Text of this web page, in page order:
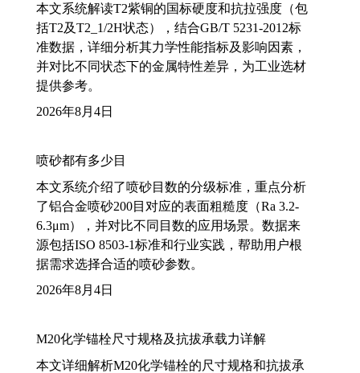
本文系统解读T2紫铜的国标硬度和抗拉强度（包
括T2及T2_1/2H状态），结合GB/T 5231-2012标
准数据，详细分析其力学性能指标及影响因素，
并对比不同状态下的金属特性差异，为工业选材
提供参考。
2026年8月4日
喷砂都有多少目
本文系统介绍了喷砂目数的分级标准，重点分析
了铝合金喷砂200目对应的表面粗糙度（Ra 3.2-
6.3μm），并对比不同目数的应用场景。数据来
源包括ISO 8503-1标准和行业实践，帮助用户根
据需求选择合适的喷砂参数。
2026年8月4日
M20化学锚栓尺寸规格及抗拔承载力详解
本文详细解析M20化学锚栓的尺寸规格和抗拔承